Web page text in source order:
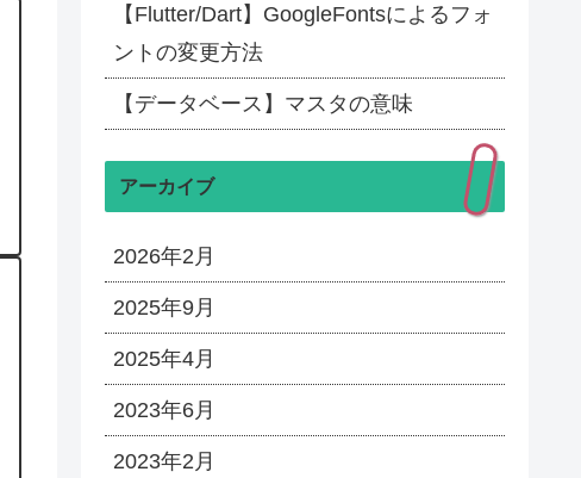
【Flutter/Dart】GoogleFontsによるフォ
ントの変更方法
【データベース】マスタの意味
アーカイブ
2026年2月
2025年9月
2025年4月
2023年6月
2023年2月